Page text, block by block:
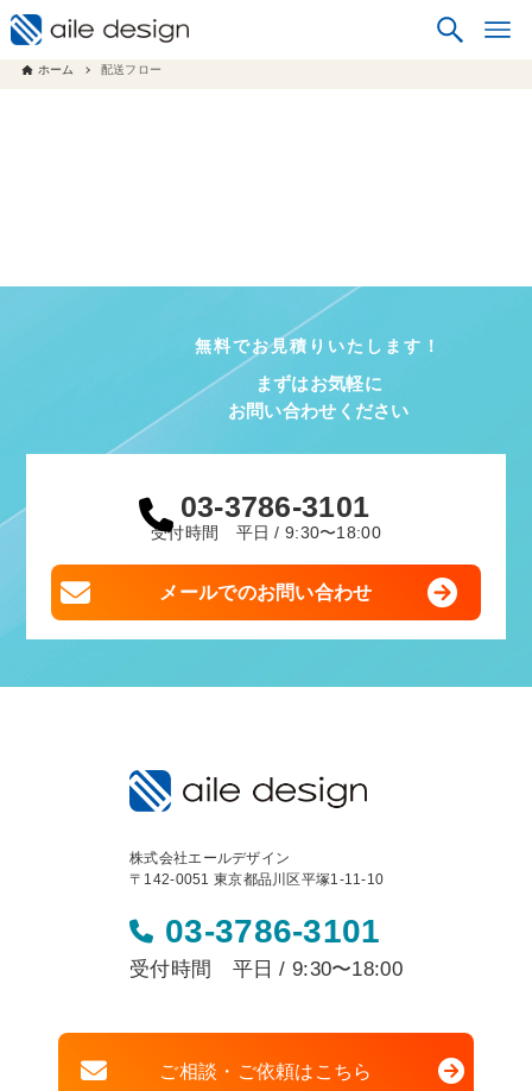
ホーム 配送フロー
無料でお見積りいたします！
まずはお気軽に
お問い合わせください
03-3786-3101
受付時間 平日 / 9:30〜18:00
メールでのお問い合わせ
株式会社エールデザイン
〒142-0051 東京都品川区平塚1-11-10
03-3786-3101
受付時間 平日 / 9:30〜18:00
ご相談・ご依頼はこちら